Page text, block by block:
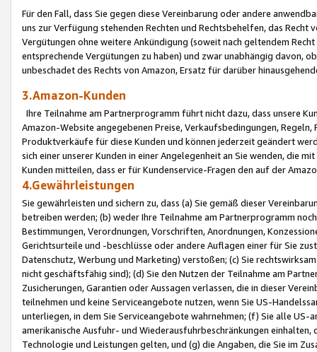
Für den Fall, dass Sie gegen diese Vereinbarung oder andere
uns zur Verfügung stehenden Rechten und Rechtsbehelfen, das
Vergütungen ohne weitere Ankündigung (soweit nach geltendem
entsprechende Vergütungen zu haben) und zwar unabhängig davon,
unbeschadet des Rechts von Amazon, Ersatz für darüber
3.Amazon-Kunden
Ihre Teilnahme am Partnerprogramm führt nicht dazu, dass unsere
Amazon-Website angegebenen Preise, Verkaufsbedingungen,
Produktverkäufe für diese Kunden und können jederzeit geändert
sich einer unserer Kunden in einer Angelegenheit an Sie wenden, die
Kunden mitteilen, dass er für Kundenservice-Fragen den auf der
4.Gewährleistungen
Sie gewährleisten und sichern zu, dass (a) Sie gemäß dieser
betreiben werden; (b) weder Ihre Teilnahme am Partnerprogramm
Bestimmungen, Verordnungen, Vorschriften, Anordnungen,
Gerichtsurteile und -beschlüsse oder andere Auflagen einer für Sie
Datenschutz, Werbung und Marketing) verstoßen; (c) Sie
nicht geschäftsfähig sind); (d) Sie den Nutzen der Teilnahme am
Zusicherungen, Garantien oder Aussagen verlassen, die in dieser
teilnehmen und keine Serviceangebote nutzen, wenn Sie US-
unterliegen, in dem Sie Serviceangebote wahrnehmen; (f) Sie alle
amerikanische Ausfuhr- und Wiederausfuhrbeschränkungen
Technologie und Leistungen gelten, und (g) die Angaben, die Sie im